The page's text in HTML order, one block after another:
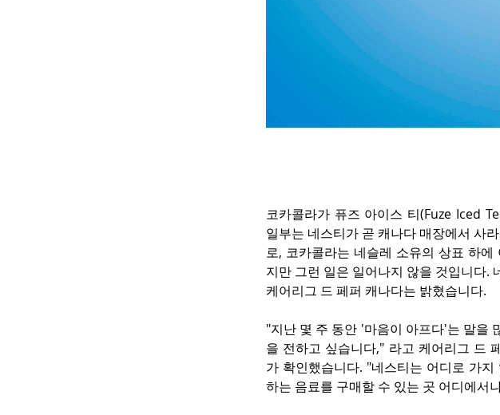
코카콜라가 퓨즈 아이스 티(Fuze Iced
일부는 네스티가 곧 캐나다 매장에서 사
로, 코카콜라는 네슬레 소유의 상표 하
지만 그런 일은 일어나지 않을 것입니다.
케어리그 드 페퍼 캐나다는 밝혔습니다.
"지난 몇 주 동안 '마음이 아프다'는 말을
을 전하고 싶습니다," 라고 케어리그 드
가 확인했습니다. "네스티는 어디로 가
하는 음료를 구매할 수 있는 곳 어디에서